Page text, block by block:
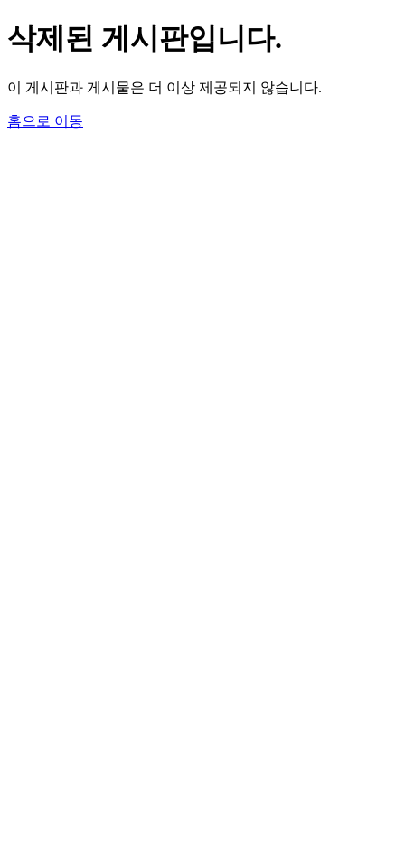
삭제된 게시판입니다.
이 게시판과 게시물은 더 이상 제공되지 않습니다.
홈으로 이동